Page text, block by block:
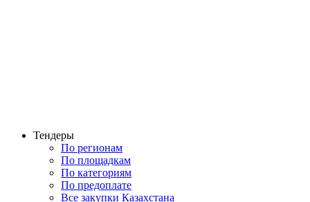
Тендеры
По регионам
По площадкам
По категориям
По предоплате
Все закупки Казахстана